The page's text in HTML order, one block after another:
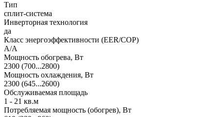
Тип
сплит-система
Инверторная технология
да
Класс энергоэффективности (EER/COP)
A/A
Мощность обогрева, Вт
2300 (700...2800)
Мощность охлаждения, Вт
2300 (645...2600)
Обслуживаемая площадь
1 - 21 кв.м
Потребляемая мощность (обогрев), Вт